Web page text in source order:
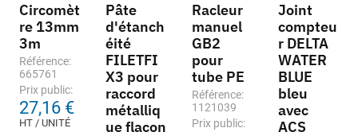
Circomèt
re 13mm
3m
Référence:
665761
Prix public:
27,16 €
HT / UNITÉ
Pâte
d'étanch
éité
FILETFI
X3 pour
raccord
métalliq
ue flacon
Racleur
manuel
GB2
pour
tube PE
Référence:
1121039
Prix public:
Joint
compteu
r DELTA
WATER
BLUE
bleu
avec
ACS